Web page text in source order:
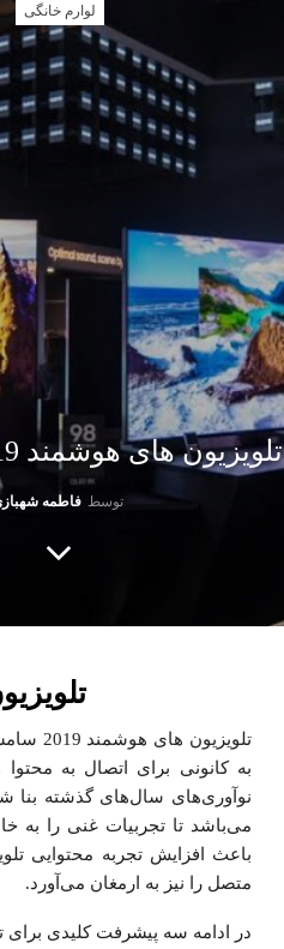
لوارم خانگی
تلویزیون های هوشمند 2019 سامسونگ
توسط فاطمه
تلویزیون
باعث افزایش تجربه محتوایی
متصل را نیز به ارمغان می‌آورد.